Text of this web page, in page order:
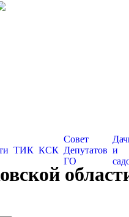
ТИК КСК
Совет
Депутатов
ГО
и